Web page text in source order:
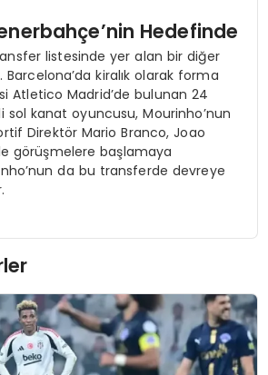
Hedefinde
listesinde yer alan bir diğer
Barcelona’da kiralık olarak forma
Atletico Madrid’de bulunan 24
sol kanat oyuncusu, Mourinho’nun
Direktör Mario Branco, Joao
görüşmelere başlamaya
da bu transferde devreye